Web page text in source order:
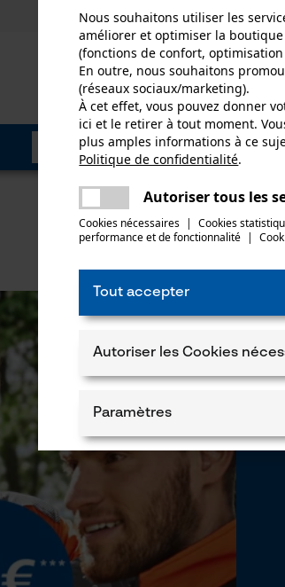
Nous souhaitons utiliser les
améliorer et optimiser la boutique
(fonctions de confort,
En outre, nous souhaitons
(réseaux sociaux/marketing).
À cet effet, vous pouvez donner
ici et le retirer à tout moment.
plus amples informations à ce
Politique de confidentialité.
Autoriser tous les
Cookies nécessaires | Cookies
performance et de fonctionnalité |
Tout accepter
Autoriser les Cookies
Paramètres
Cookies nécessaires
Une erreur s'est produite.
encore.
partager